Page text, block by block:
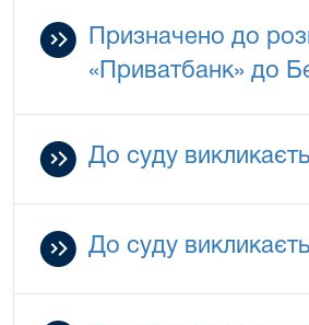
Призначено до
«Приватбанк» до
До суду
До суду